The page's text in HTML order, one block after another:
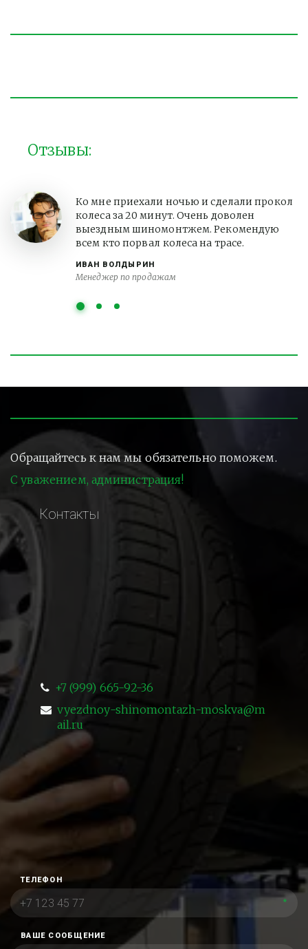
Отзывы:
ИВАН ВОЛДЫРИН
Менеджер по продажам
Ко мне приехали ночью и сделали прокол
колеса за 20 минут. Очень доволен
выездным шиномонтжем. Рекомендую
всем кто порвал колеса на трасе.
Обращайтесь к нам мы обязательно поможем.
С уважением, администрация!
Контакты
+7 (999) 665-92-36
vyezdnoy-shinomontazh-moskva@m
ail.ru
ТЕЛЕФОН
*
ВАШЕ СООБЩЕНИЕ